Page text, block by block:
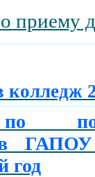
приему
в
год